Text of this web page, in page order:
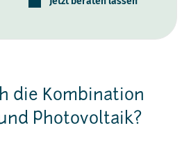
die Kombination
Photovoltaik?